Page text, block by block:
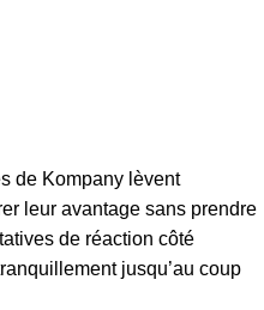
de Kompany lèvent
leur avantage sans prendre
de réaction côté
jusqu’au coup